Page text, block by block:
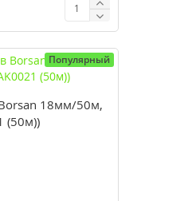
Популярный
18мм/50м,
(50м))